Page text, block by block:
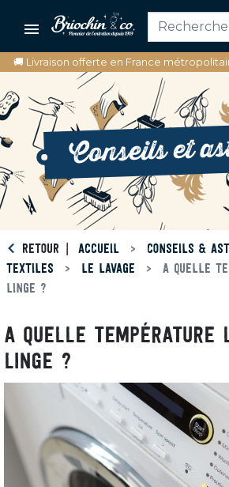

🚚 Livraison offerte en France
Conseils et
RETOUR ACCUEIL CONSEILS &
TEXTILES
LE LAVAGE
A QUELLE
LINGE ?
A QUELLE TEMPÉRATURE
LINGE ?